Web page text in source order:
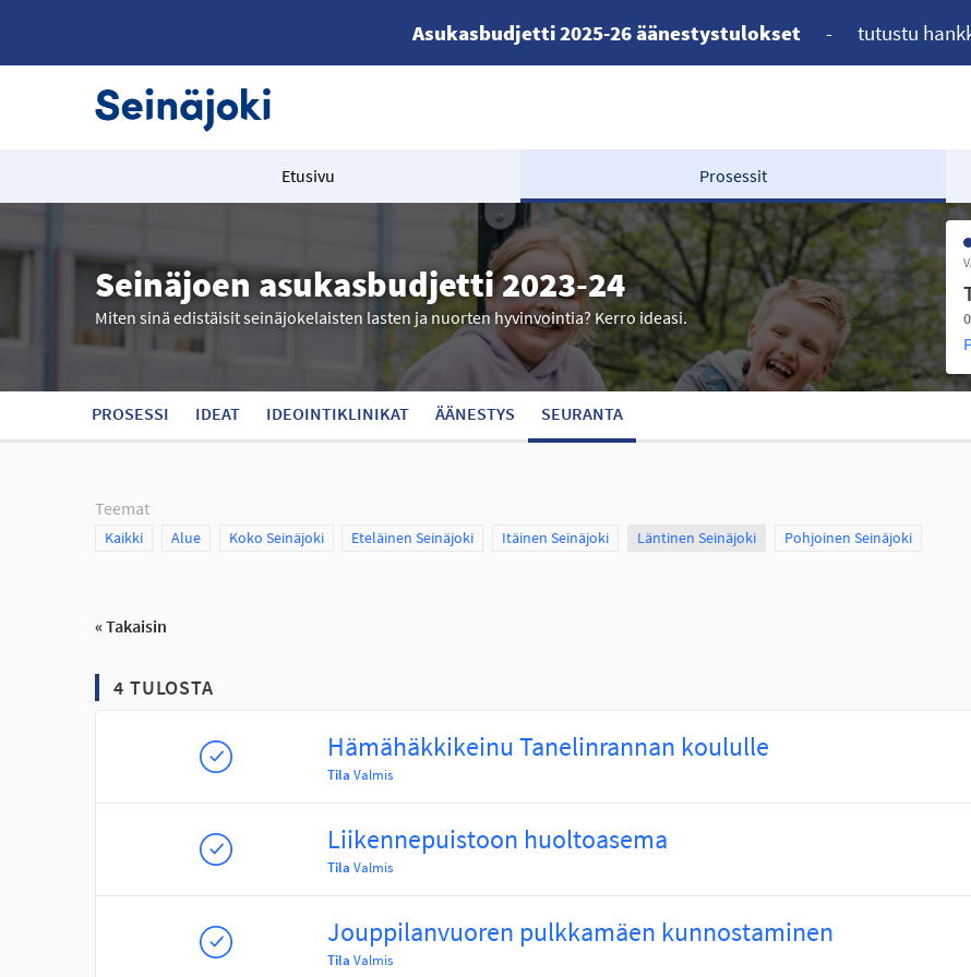
Asukasbudjetti 2025-26 äänestystulokset - tutustu
Etusivu Prosessit
Seinäjoen asukasbudjetti 2023-24
Miten sinä edistäisit seinäjokelaisten lasten ja nuorten hyvinvointia? Kerro ideasi.
PROSESSI IDEAT IDEOINTIKLINIKAT ÄÄNESTYS SEURANTA
Teemat
Scope
Kaikki Scope
Alue Scope
Koko Seinäjoki Scope
Eteläinen Seinäjoki Scope
Itäinen Seinäjoki Scope
Läntinen Seinäjoki Scope
Pohjoinen Seinäjoki
« Takaisin
4 TULOSTA
Hämähäkkikeinu Tanelinrannan koululle
Tila Valmis
Liikennepuistoon huoltoasema
Tila Valmis
Jouppilanvuoren pulkkamäen kunnostaminen
Tila Valmis